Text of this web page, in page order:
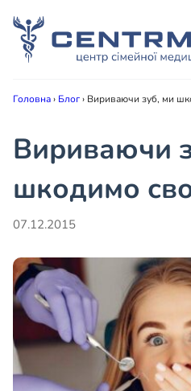
Головна› Блог› Вириваючи зуб, ми
Вириваючи
шкодимо
07.12.2015